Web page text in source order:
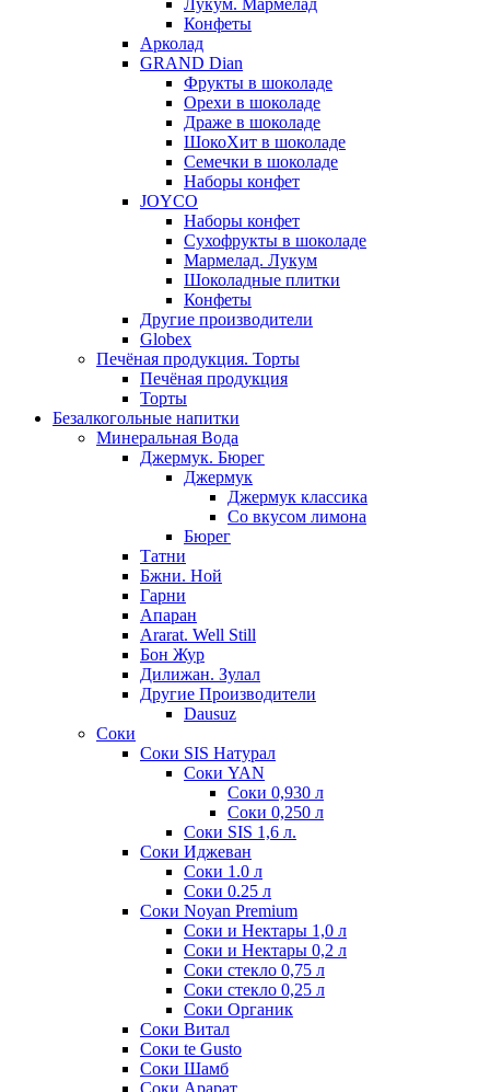
Лукум. Мармелад
Конфеты
Арколад
GRAND Dian
Фрукты в шоколаде
Орехи в шоколаде
Драже в шоколаде
ШокоХит в шоколаде
Семечки в шоколаде
Наборы конфет
JOYCO
Наборы конфет
Сухофрукты в шоколаде
Мармелад. Лукум
Шоколадные плитки
Конфеты
Другие производители
Globex
Печёная продукция. Торты
Печёная продукция
Торты
Безалкогольные напитки
Минеральная Вода
Джермук. Бюрег
Джермук
Джермук классика
Со вкусом лимона
Бюрег
Татни
Бжни. Ной
Гарни
Апаран
Ararat. Well Still
Бон Жур
Дилижан. Зулал
Другие Производители
Dausuz
Соки
Соки SIS Натурал
Соки YAN
Соки 0,930 л
Соки 0,250 л
Соки SIS 1,6 л.
Соки Иджеван
Соки 1.0 л
Соки 0.25 л
Соки Noyan Premium
Соки и Нектары 1,0 л
Соки и Нектары 0,2 л
Соки стекло 0,75 л
Соки стекло 0,25 л
Соки Органик
Соки Витал
Соки te Gusto
Соки Шамб
Соки Арарат